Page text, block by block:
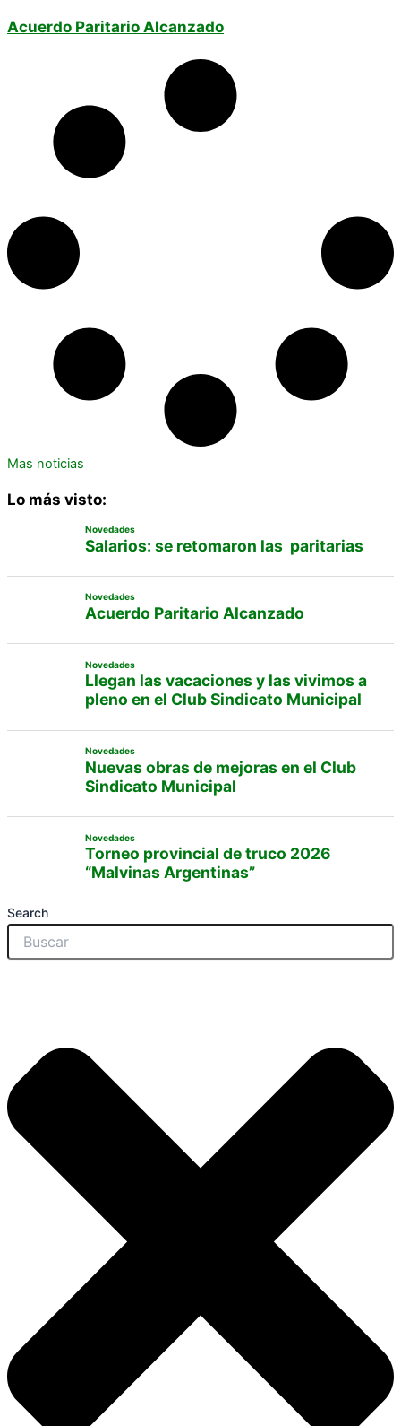
Acuerdo Paritario Alcanzado
Mas noticias
Lo más visto:
Novedades
Salarios: se retomaron las paritarias
Novedades
Acuerdo Paritario Alcanzado
Novedades
Llegan las vacaciones y las vivimos a
pleno en el Club Sindicato Municipal
Novedades
Nuevas obras de mejoras en el Club
Sindicato Municipal
Novedades
Torneo provincial de truco 2026
“Malvinas Argentinas”
Search